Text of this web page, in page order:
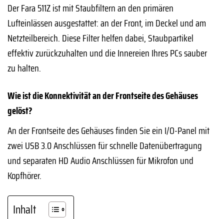
Der Fara 511Z ist mit Staubfiltern an den primären
Lufteinlässen ausgestattet: an der Front, im Deckel und am
Netzteilbereich. Diese Filter helfen dabei, Staubpartikel
effektiv zurückzuhalten und die Innereien Ihres PCs sauber
zu halten.
Wie ist die Konnektivität an der Frontseite des Gehäuses
gelöst?
An der Frontseite des Gehäuses finden Sie ein I/O-Panel mit
zwei USB 3.0 Anschlüssen für schnelle Datenübertragung
und separaten HD Audio Anschlüssen für Mikrofon und
Kopfhörer.
Inhalt